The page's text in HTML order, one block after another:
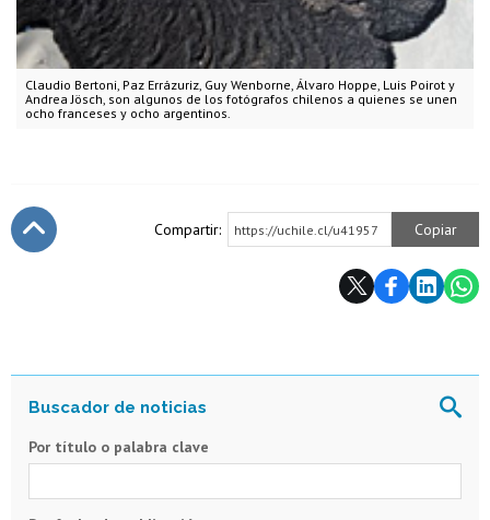
Claudio Bertoni, Paz Errázuriz, Guy Wenborne, Álvaro Hoppe, Luis Poirot y
Andrea Jösch, son algunos de los fotógrafos chilenos a quienes se unen
ocho franceses y ocho argentinos.
Compartir: https://uchile.cl/u41957 Copiar
Por título o palabra clave